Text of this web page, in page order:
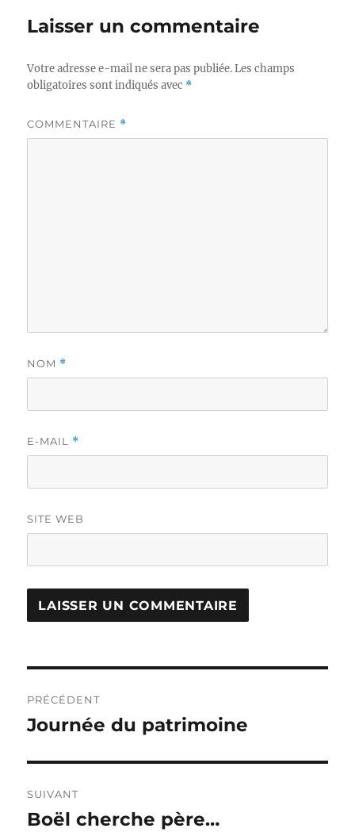
Laisser un commentaire
Votre adresse e-mail ne sera pas publiée. Les champs
obligatoires sont indiqués avec *
COMMENTAIRE *
NOM *
E-MAIL *
SITE WEB
de
PRÉCÉDENT
Publication
Journée du patrimoine
SUIVANT
Publication
Boël cherche père…